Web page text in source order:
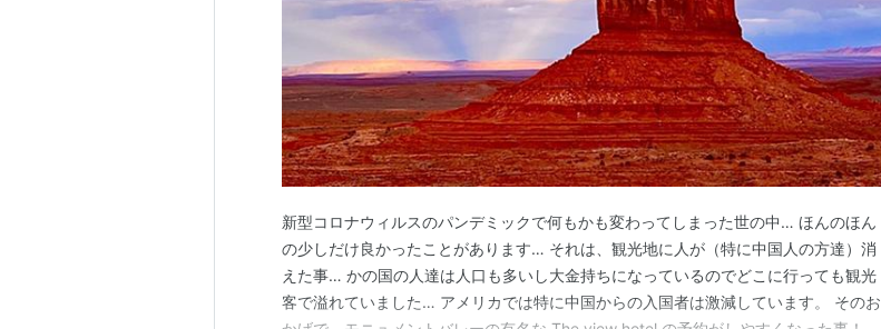
新型コロナウィルスのパンデミックで何もかも変わってしまった世の中… ほんのほん
の少しだけ良かったことがあります… それは、観光地に人が（特に中国人の方達）消
えた事… かの国の人達は人口も多いし大金持ちになっているのでどこに行っても観光
客で溢れていました… アメリカでは特に中国からの入国者は激減しています。 そのお